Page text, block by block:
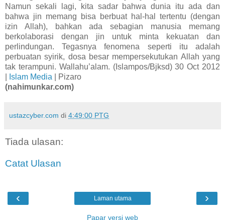
Namun sekali lagi, kita sadar bahwa dunia itu ada dan
bahwa jin memang bisa berbuat hal-hal tertentu (dengan
izin Allah), bahkan ada sebagian manusia memang
berkolaborasi dengan jin untuk minta kekuatan dan
perlindungan. Tegasnya fenomena seperti itu adalah
perbuatan syirik, dosa besar mempersekutukan Allah yang
tak terampuni. Wallahu’alam. (Islampos/Bjksd) 30 Oct 2012
Islam Media | Pizaro
(nahimunkar.com)
ustazcyber.com di 4:49:00 PTG
Tiada ulasan:
Catat Ulasan
‹ ›
Laman utama
Papar versi web